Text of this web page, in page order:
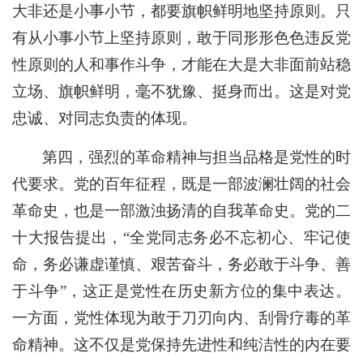
大非还是小事小节，都要旗帜鲜明地坚持原则。只
有从小事小节上坚持原则，敢于同形形色色违反党
性原则的人和事作斗争，才能在大是大非面前站稳
立场、旗帜鲜明，毫不犹豫、挺身而出。这是对党
忠诚、对同志负责的体现。
第四，强烈的革命精神与担当品格是党性的时
代要求。党的百年征程，既是一部波澜壮阔的社会
革命史，也是一部激浊扬清的自我革命史。党的二
十大报告提出，“全党同志务必不忘初心、牢记使
命，务必谦虚谨慎、艰苦奋斗，务必敢于斗争、善
于斗争”，这正是党性在历史新方位的集中表达。
一方面，党性体现为敢于刀刃向内、刮骨疗毒的革
命精神。这不仅是党保持先进性和纯洁性的内在要